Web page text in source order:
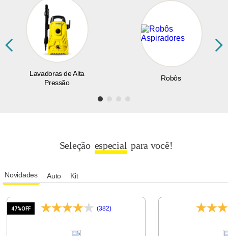
Lavadoras de Alta
Pressão
Robôs
Seleção especial para você!
Novidades Auto Kit
(382)
47%OFF